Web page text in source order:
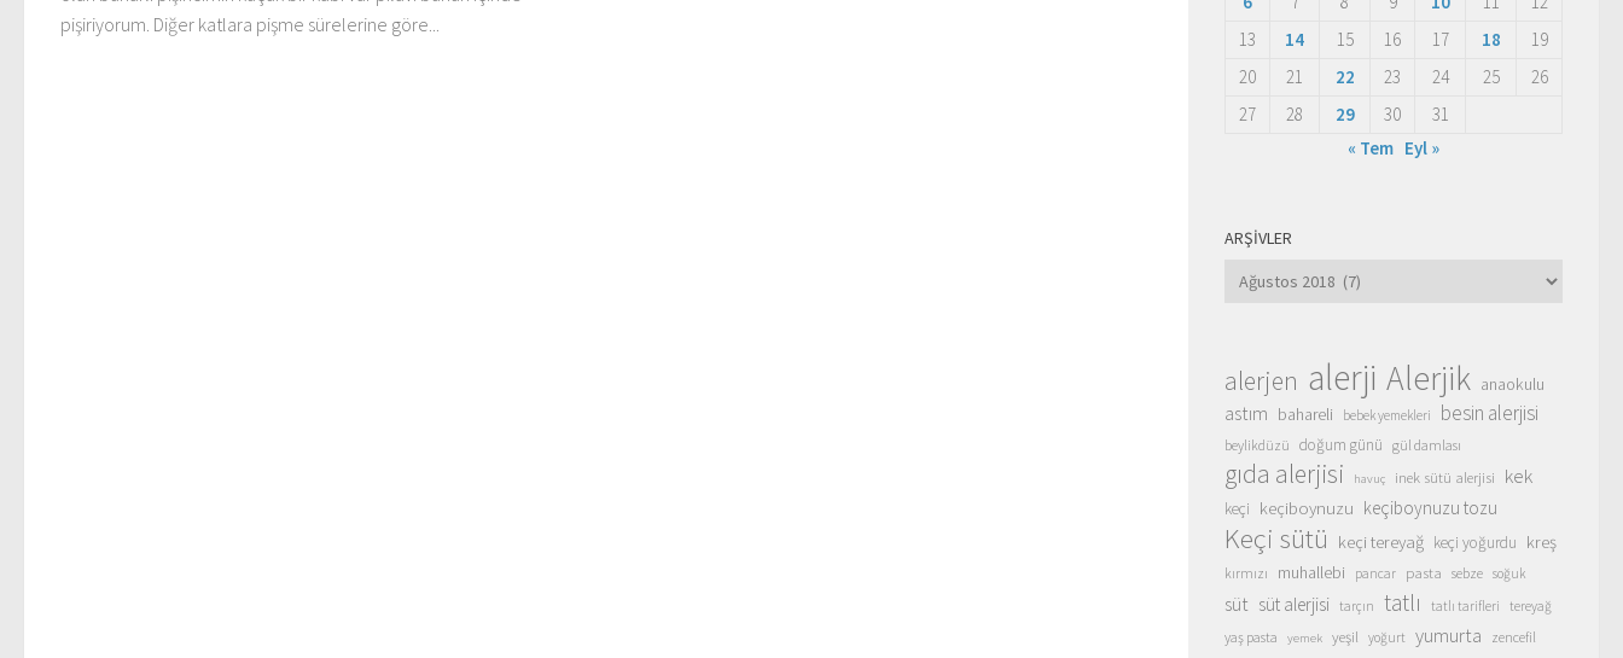
pişiriyorum. Diğer katlara pişme sürelerine göre...
13
14 15 16 17 18
19
20
21 22 23 24 25
26
27
28 29 30
31
« Tem Eyl »
ARŞIVLER
Arşivler
alerjen alerji Alerjik anaokulu
astım bahareli bebek yemekleri besin alerjisi
beylikdüzü doğum günü gül damlası
gıda alerjisi havuç inek sütü alerjisi kek
keçi keçiboynuzu keçiboynuzu tozu
Keçi sütü keçi tereyağ keçi yoğurdu kreş
kırmızı muhallebi pancar pasta sebze soğuk
süt süt alerjisi tarçın tatlı tatlı tarifleri tereyağ
yaş pasta yemek yeşil yoğurt yumurta zencefil